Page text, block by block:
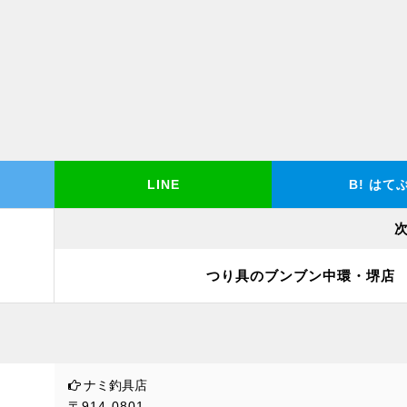
LINE B! はて
つり具のブンブン中環・堺店
ナミ釣具店